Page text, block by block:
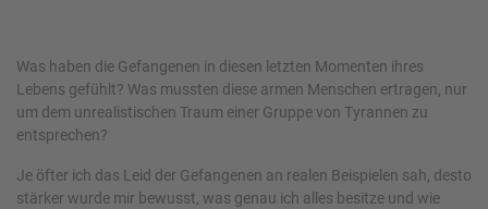
Was haben die Gefangenen in diesen letzten Momenten ihres
Lebens gefühlt? Was mussten diese armen Menschen ertragen, nur
um dem unrealistischen Traum einer Gruppe von Tyrannen zu
entsprechen?
Je öfter ich das Leid der Gefangenen an realen Beispielen sah, desto
stärker wurde mir bewusst, was genau ich alles besitze und wie